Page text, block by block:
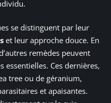
se distinguent par leur
et leur approche douce. En
remèdes peuvent
essentielles. Ces dernières,
tree ou de géranium,
et apaisantes.